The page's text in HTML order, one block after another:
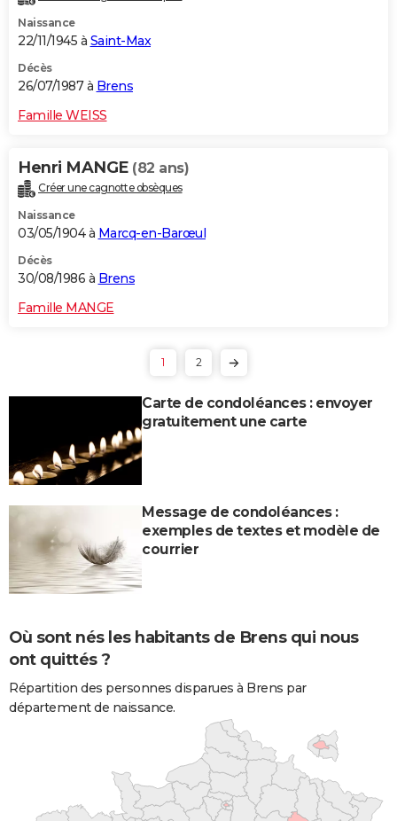
Naissance
22/11/1945 à Saint-Max
Décès
26/07/1987 à Brens
Famille WEISS
Henri MANGE (82 ans)
Créer une cagnotte obsèques
Naissance
03/05/1904 à Marcq-en-Barœul
Décès
30/08/1986 à Brens
Famille MANGE
1 2
Carte de condoléances : envoyer
gratuitement une carte
Message de condoléances :
exemples de textes et modèle de
courrier
Où sont nés les habitants de Brens qui nous
ont quittés ?
Répartition des personnes disparues à Brens par
département de naissance.